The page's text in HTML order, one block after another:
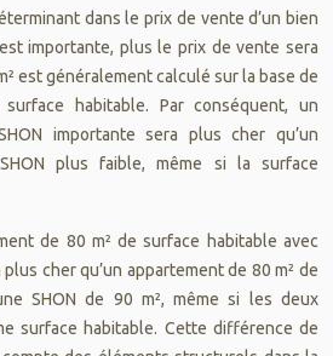
dans le prix de vente d’un bien
importante, plus le prix de vente sera
est généralement calculé sur la base de
habitable. Par conséquent, un
importante sera plus cher qu’un
plus faible, même si la surface
de 80 m² de surface habitable avec
cher qu’un appartement de 80 m² de
SHON de 90 m², même si les deux
surface habitable. Cette différence de